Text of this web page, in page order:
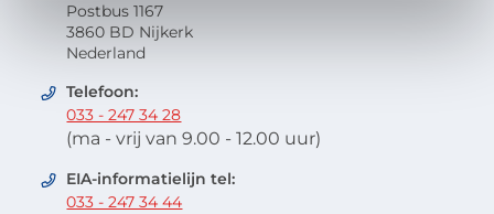
Postbus 1167
3860 BD Nijkerk
Nederland
Telefoon:
033 - 247 34 28
(ma - vrij van 9.00 - 12.00 uur)
EIA-informatielijn tel:
033 - 247 34 44